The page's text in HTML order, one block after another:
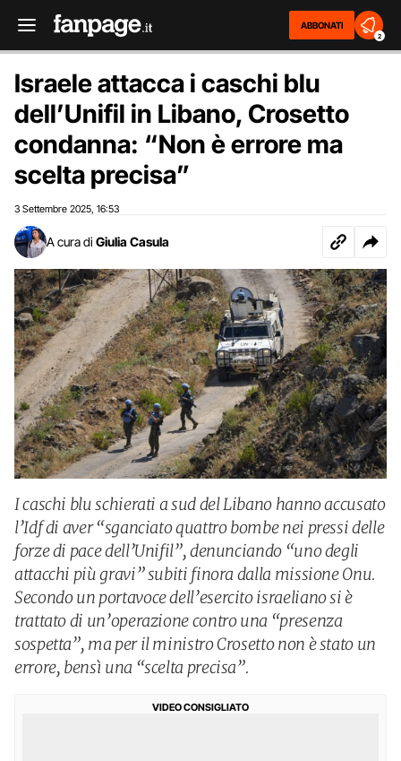
ABBONATI
2
Israele attacca i caschi blu
dell’Unifil in Libano, Crosetto
condanna: “Non è errore ma
scelta precisa”
3 Settembre 2025 16:53
A cura di Giulia Casula
I caschi blu schierati a sud del Libano hanno accusato
l’Idf di aver “sganciato quattro bombe nei pressi delle
forze di pace dell’Unifil”, denunciando “uno degli
attacchi più gravi” subiti finora dalla missione Onu.
Secondo un portavoce dell’esercito israeliano si è
trattato di un’operazione contro una “presenza
sospetta”, ma per il ministro Crosetto non è stato un
errore, bensì una “scelta precisa”.
VIDEO CONSIGLIATO